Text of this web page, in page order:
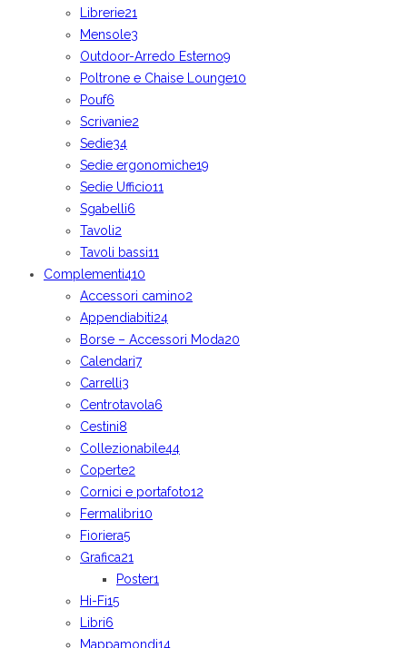
Librerie21
Mensole3
Outdoor-Arredo Esterno9
Poltrone e Chaise Lounge10
Pouf6
Scrivanie2
Sedie34
Sedie ergonomiche19
Sedie Ufficio11
Sgabelli6
Tavoli2
Tavoli bassi11
Complementi410
Accessori camino2
Appendiabiti24
Borse – Accessori Moda20
Calendari7
Carrelli3
Centrotavola6
Cestini8
Collezionabile44
Coperte2
Cornici e portafoto12
Fermalibri10
Fioriera5
Grafica21
Poster1
Hi-Fi15
Libri6
Mappamondi14